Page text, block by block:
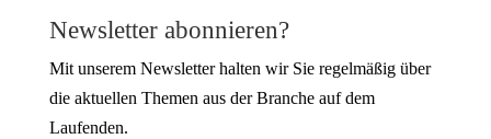
Newsletter abonnieren?
Mit unserem Newsletter halten wir Sie regelmäßig über
die aktuellen Themen aus der Branche auf dem
Laufenden.